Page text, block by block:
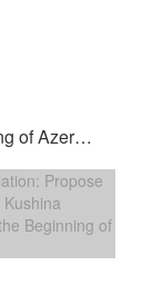
Ranger King of Azeroth